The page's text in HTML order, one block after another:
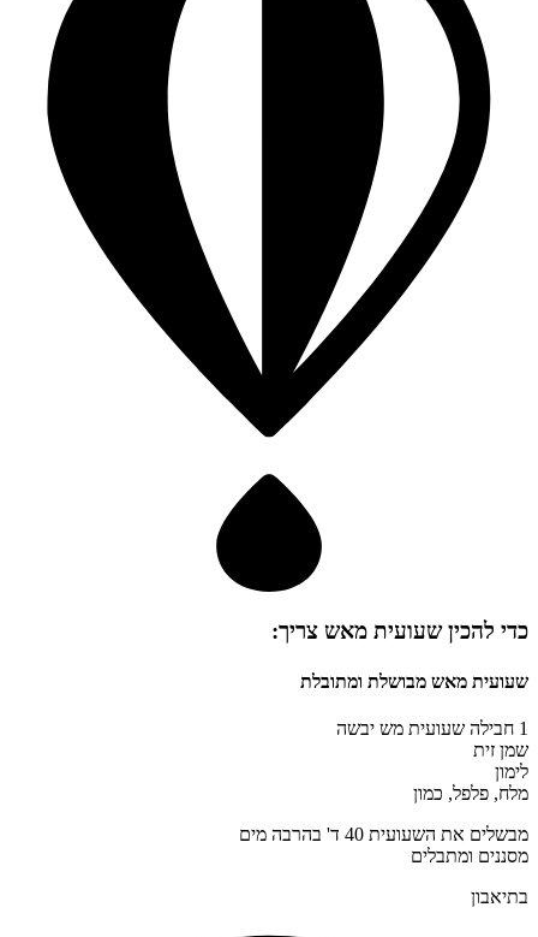
כדי להכיןשעועית מאש צריך:
שעועית מאש מבושלת ומתובלת
1 חבילה שעועית מש יבשה
שמן זית
לימון
מלח, פלפל, כמון
מבשלים את השעועית 40 ד' בהרבה מים
מסננים ומתבלים
בתיאבון